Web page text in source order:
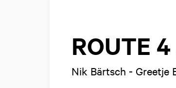
ROUTE
Nik Bärtsch - Greetje